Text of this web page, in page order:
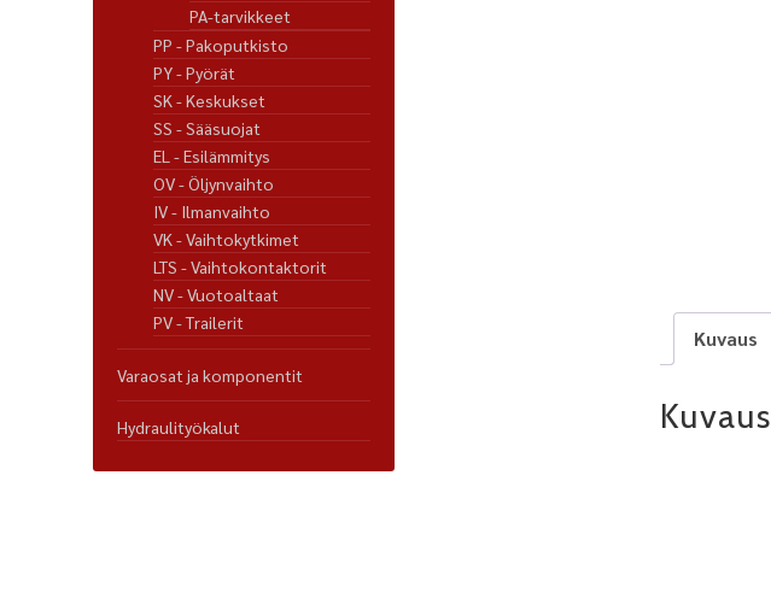
Kuvaus
Kuvaus
PA-tarvikkeet
PP - Pakoputkisto
PY - Pyörät
SK - Keskukset
SS - Sääsuojat
EL - Esilämmitys
OV - Öljynvaihto
IV - Ilmanvaihto
VK - Vaihtokytkimet
LTS - Vaihtokontaktorit
NV - Vuotoaltaat
PV - Trailerit
Varaosat ja komponentit
Hydraulityökalut